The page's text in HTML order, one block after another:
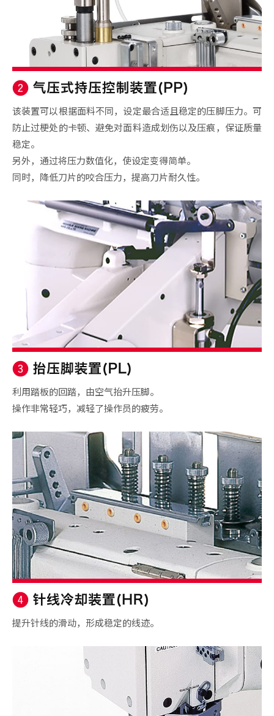
该装置可以根据面料不同，设定最合适且稳定的压脚压力。可
防止过梗处的卡顿、避免对面料造成划伤以及压痕，保证质量
稳定。
另外，通过将压力数值化，使设定变得简单。
同时，降低刀片的咬合压力，提高刀片耐久性。
利用踏板的回踏，由空气抬升压脚。
操作非常轻巧，减轻了操作员的疲劳。
提升针线的滑动，形成稳定的线迹。